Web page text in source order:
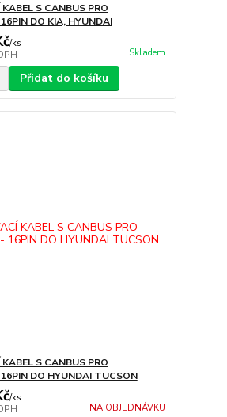
S CANBUS PRO
DO KIA, HYUNDAI
/ks
Skladem
Přidat do košíku
S CANBUS PRO
DO HYUNDAI TUCSON
/ks
NA OBJEDNÁVKU